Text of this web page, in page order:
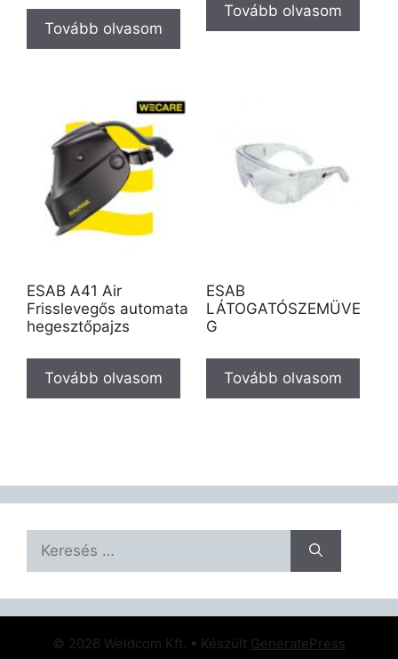
Tovább olvasom
Tovább olvasom
ESAB A41 Air
Frisslevegős automata
hegesztőpajzs
Tovább olvasom
ESAB
LÁTOGATÓSZEMÜVE
G
Tovább olvasom
Keresés:
© 2026 Weldcom Kft. • Készült GeneratePress